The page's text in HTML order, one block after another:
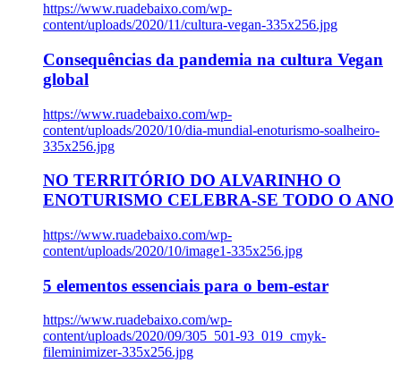
https://www.ruadebaixo.com/wp-
content/uploads/2020/11/cultura-vegan-335x256.jpg
Consequências da pandemia na cultura Vegan
global
https://www.ruadebaixo.com/wp-
content/uploads/2020/10/dia-mundial-enoturismo-soalheiro-
335x256.jpg
NO TERRITÓRIO DO ALVARINHO O
ENOTURISMO CELEBRA-SE TODO O ANO
https://www.ruadebaixo.com/wp-
content/uploads/2020/10/image1-335x256.jpg
5 elementos essenciais para o bem-estar
https://www.ruadebaixo.com/wp-
content/uploads/2020/09/305_501-93_019_cmyk-
fileminimizer-335x256.jpg